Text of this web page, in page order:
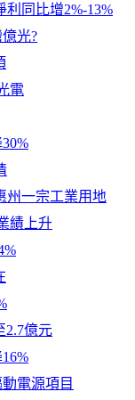
同比增2%-13%
光?
電
州一宗工業用地
績上升
2.7億元
電源項目